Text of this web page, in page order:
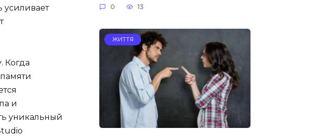
усиливает
Когда
и
уникальный
0 13
ЖИТТЯ